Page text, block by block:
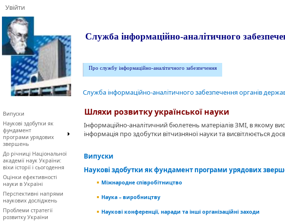
Увійти
Служба інформаційно-аналітичного
Про службу інформаційно-аналітичного забезпечення
Служба інформаційно-аналітичного забезпечення органів
Випуски
Наукові здобутки як
фундамент
програми урядових
звершень
До річниці Національної
академії наук України:
віхи історії і сьогодення
Оцінки ефективності
науки в Україні
Перспективні напрями
наукових досліджень
Проблеми стратегії
розвитку України
Шляхи розвитку української науки
Інформаційно-аналітичний бюлетень матеріалів ЗМІ, в якому
інформація про здобутки вітчизняної науки та висвітлюється
Випуски
Наукові здобутки як фундамент програми урядових
Міжнародне співробітництво
Наука – виробництву
Наукові конференції, наради та інші організаційні заходи